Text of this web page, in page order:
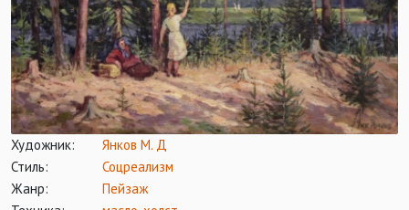
Художник:
Янков М. Д
Стиль:
Соцреализм
Жанр:
Пейзаж